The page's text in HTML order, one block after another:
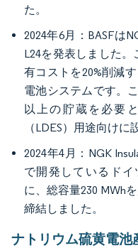
た。
2024年6月：BASFは
L24を発表しました
有コストを20%削減
電池システムです。
以上の貯蔵を必要
（LDES）用途向けに
2024年4月：NGK
で開発しているド
に、総容量230 MWh
締結しました。
ナトリウム硫黄電池